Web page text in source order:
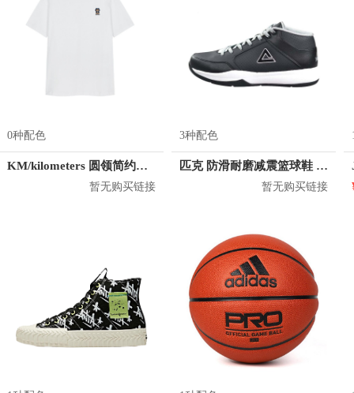
0种配色
KM/kilometers 圆领简约短袖T恤 M2X2108073
暂无购买链接
3种配色
匹克 防滑耐磨减震篮球鞋 E41081A
暂无购买链接